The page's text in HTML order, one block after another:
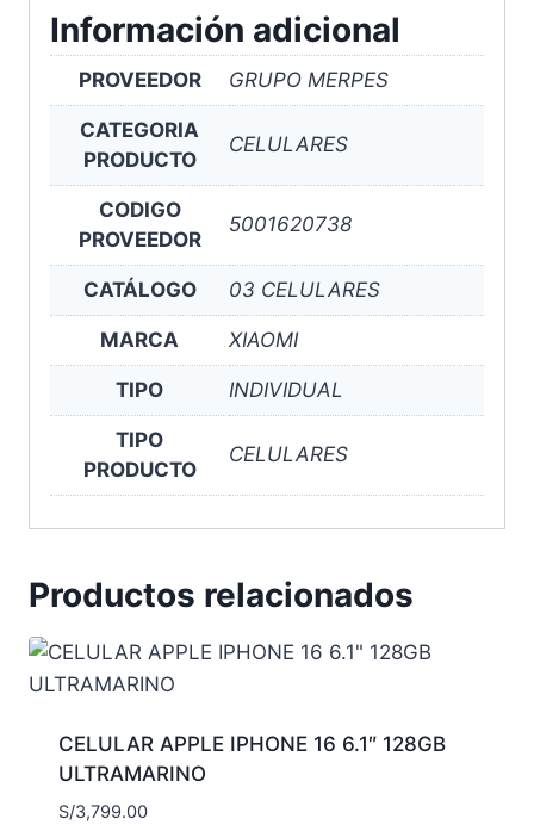
Información adicional
PROVEEDOR GRUPO MERPES
CATEGORIA
PRODUCTO
CELULARES
CODIGO
PROVEEDOR
5001620738
CATÁLOGO 03 CELULARES
MARCA XIAOMI
TIPO INDIVIDUAL
TIPO
PRODUCTO
CELULARES
Productos relacionados
CELULAR APPLE IPHONE 16 6.1″ 128GB
ULTRAMARINO
S/3,799.00